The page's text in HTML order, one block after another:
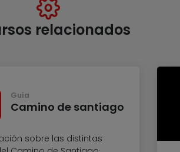
relacionados
Guía
Camino de santiago
sobre las distintas